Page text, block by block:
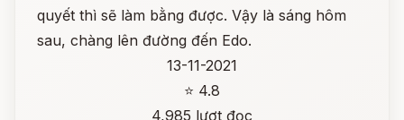
quyết thì sẽ làm bằng được. Vậy là sáng hôm
sau, chàng lên đường đến Edo.
13-11-2021
⭐ 4.8
4,985 lượt đọc